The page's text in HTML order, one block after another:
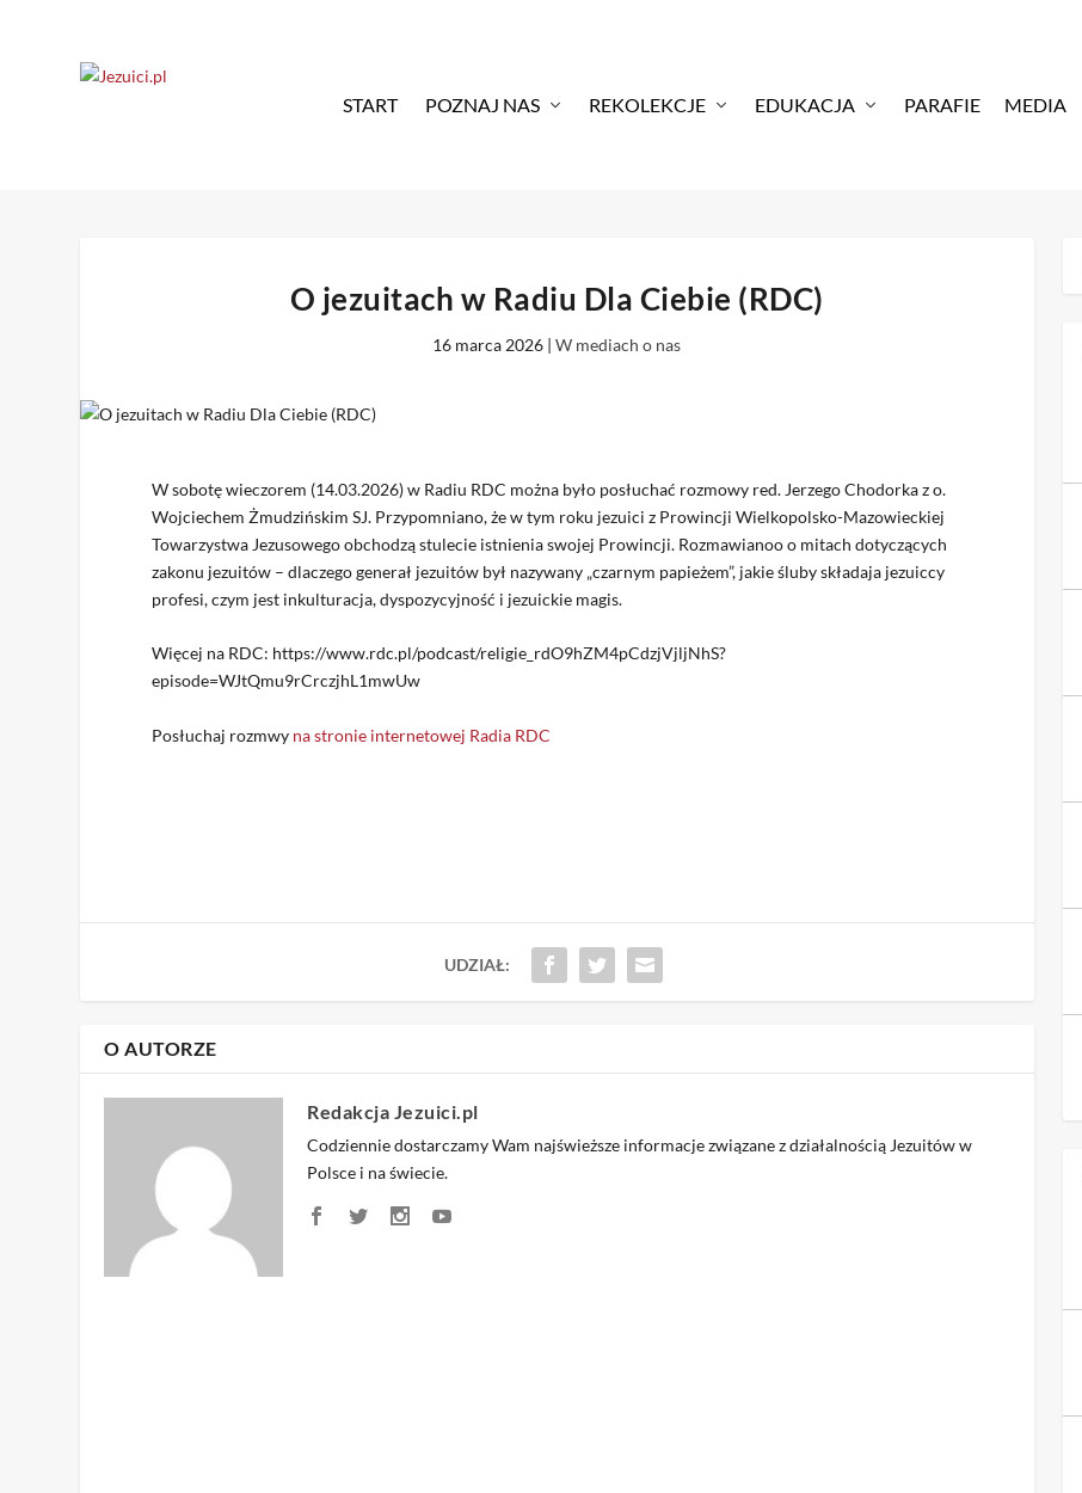
START POZNAJ NAS REKOLEKCJE EDUKACJA PARAFIE MEDIA
O jezuitach w Radiu Dla Ciebie (RDC)
16 marca 2026 |W mediach o nas
W sobotę wieczorem (14.03.2026) w Radiu RDC można było posłuchać rozmowy red. Jerzego Chodorka z o.
Wojciechem Żmudzińskim SJ. Przypomniano, że w tym roku jezuici z Prowincji Wielkopolsko-Mazowieckiej
Towarzystwa Jezusowego obchodzą stulecie istnienia swojej Prowincji. Rozmawianoo o mitach dotyczących
zakonu jezuitów – dlaczego generał jezuitów był nazywany „czarnym papieżem”, jakie śluby składaja jezuiccy
profesi, czym jest inkulturacja, dyspozycyjność i jezuickie magis.
Więcej na RDC: https://www.rdc.pl/podcast/religie_rdO9hZM4pCdzjVjljNhS?
episode=WJtQmu9rCrczjhL1mwUw
Posłuchaj rozmwy na stronie internetowej Radia RDC
UDZIAŁ:
O AUTORZE
Redakcja Jezuici.pl
Codziennie dostarczamy Wam najświeższe informacje związane z działalnością Jezuitów w
Polsce i na świecie.